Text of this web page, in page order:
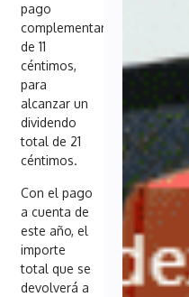
pago
complementario
de 11
céntimos,
para
alcanzar un
dividendo
total de 21
céntimos.
Con el pago
a cuenta de
este año, el
importe
total que se
devolverá a